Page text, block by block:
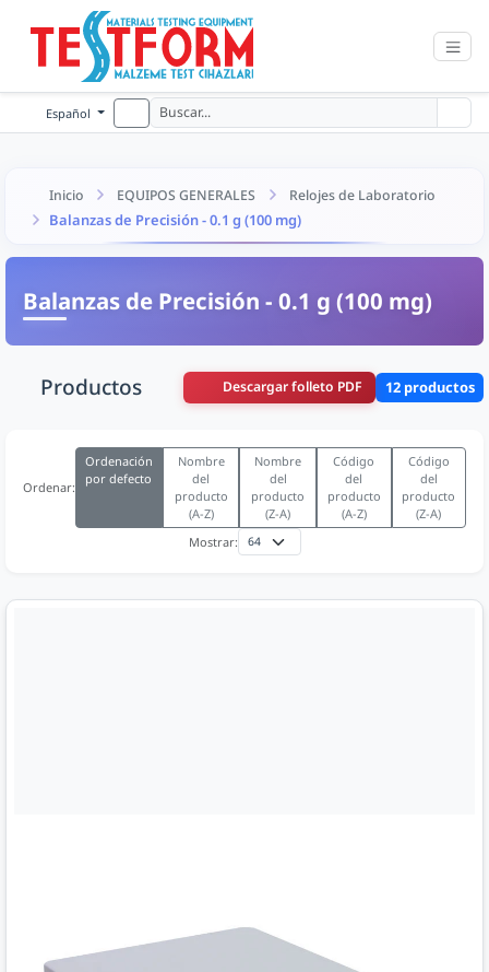
Español
Inicio EQUIPOS GENERALES Relojes de Laboratorio
Balanzas de Precisión - 0.1 g (100 mg)
Balanzas de Precisión - 0.1 g (100 mg)
Productos Descargar folleto PDF 12 productos
Ordenar:
Ordenación
por defecto
Nombre
del
producto
(A-Z)
Nombre
del
producto
(Z-A)
Código
del
producto
(A-Z)
Código
del
producto
(Z-A)
Mostrar: